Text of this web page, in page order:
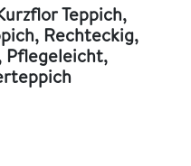
Teppich,
Rechteckig,
Pflegeleicht,